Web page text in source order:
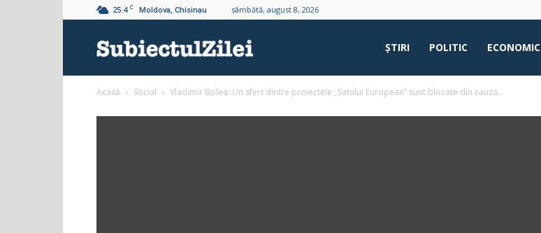
25.4 C Moldova, Chisinau sâmbătă, august 8, 2026
ŞTIRI POLITIC ECONOMIC
Acasă Social Vladimir Bolea: Un sfert dintre proiectele „Satului European” sunt blocate din cauza...